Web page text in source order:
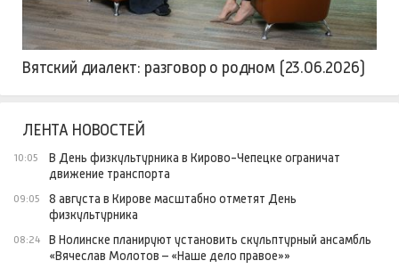
Вятский диалект: разговор о родном (23.06.2026)
ЛЕНТА НОВОСТЕЙ
10:05
В День физкультурника в Кирово-Чепецке ограничат
движение транспорта
09:05
8 августа в Кирове масштабно отметят День
физкультурника
08:24
В Нолинске планируют установить скульптурный ансамбль
«Вячеслав Молотов – «Наше дело правое»»